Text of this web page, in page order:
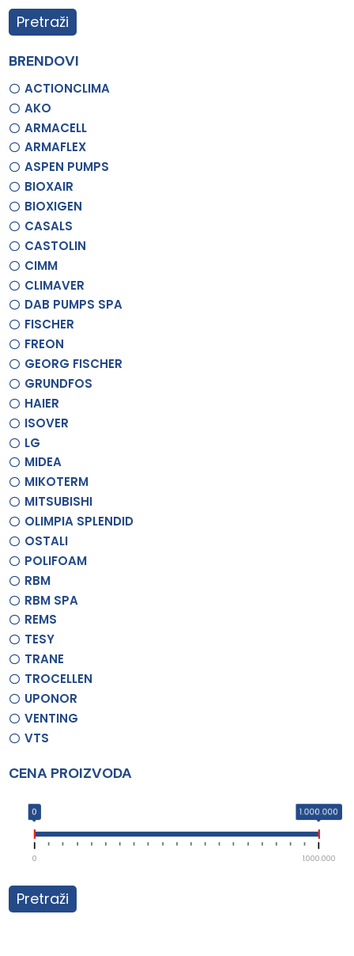
Pretraži
BRENDOVI
ACTIONCLIMA
AKO
ARMACELL
ARMAFLEX
ASPEN PUMPS
BIOXAIR
BIOXIGEN
CASALS
CASTOLIN
CIMM
CLIMAVER
DAB PUMPS SPA
FISCHER
FREON
GEORG FISCHER
GRUNDFOS
HAIER
ISOVER
LG
MIDEA
MIKOTERM
MITSUBISHI
OLIMPIA SPLENDID
OSTALI
POLIFOAM
RBM
RBM SPA
REMS
TESY
TRANE
TROCELLEN
UPONOR
VENTING
VTS
CENA PROIZVODA
0 1.000.000
0 1.000.000
Pretraži